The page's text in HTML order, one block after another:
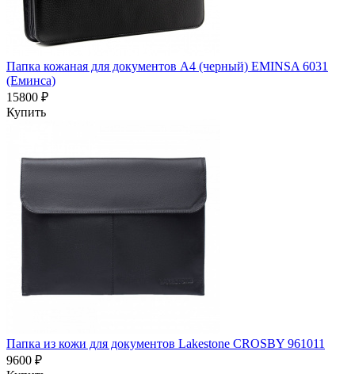
Папка кожаная для документов А4 (черный) EMINSA 6031
(Еминса)
15800 ₽
Купить
Папка из кожи для документов Lakestone CROSBY 961011
9600 ₽